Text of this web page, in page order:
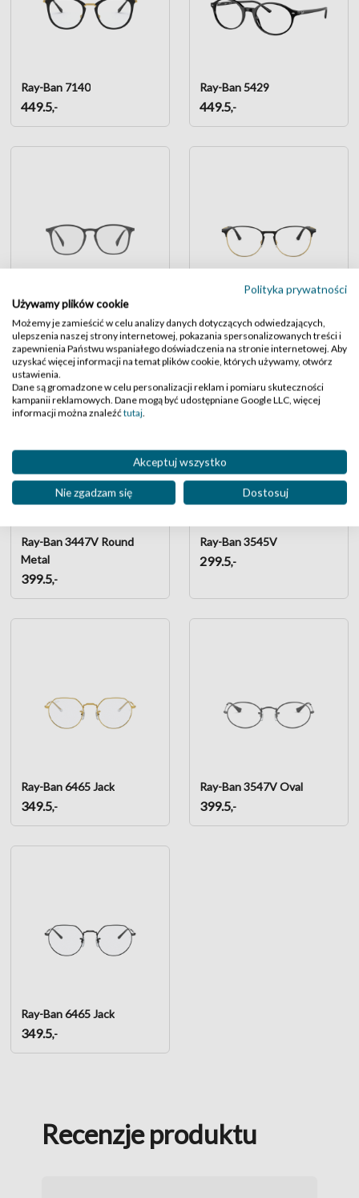
Ray-Ban 7140
449.5,-
Ray-Ban 5429
449.5,-
Ray-Ban 8954
499.5,- 349.5,-
Ray-Ban 3447V Round
Metal
399.5,-
Ray-Ban 3545V
299.5,-
Ray-Ban 6465 Jack
349.5,-
Ray-Ban 3547V Oval
399.5,-
Ray-Ban 6465 Jack
349.5,-
Recenzje produktu
Polityka prywatności
Używamy plików cookie
Możemy je zamieścić w celu analizy danych dotyczących odwiedzających,
ulepszenia naszej strony internetowej, pokazania spersonalizowanych treści i
zapewnienia Państwu wspaniałego doświadczenia na stronie internetowej. Aby
uzyskać więcej informacji na temat plików cookie, których używamy, otwórz
ustawienia.
Dane są gromadzone w celu personalizacji reklam i pomiaru skuteczności
kampanii reklamowych. Dane mogą być udostępniane Google LLC, więcej
informacji można znaleźćtutaj.
Akceptuj wszystko
Nie zgadzam się Dostosuj